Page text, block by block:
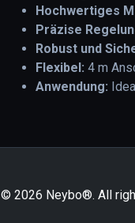
Hochwertiges
Präzise
Robust und
Flexibel: 4 m
Anwendung:
© 2026 Neybo®. All